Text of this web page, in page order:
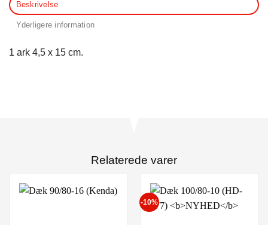
Beskrivelse
Yderligere information
1 ark 4,5 x 15 cm.
Relaterede varer
-10%